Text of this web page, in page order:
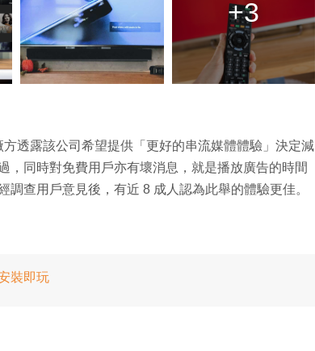
+3
透露該公司希望提供「更好的串流媒體體驗」決定減
，同時對免費用戶亦有壞消息，就是播放廣告的時間
查用戶意見後，有近 8 成人認為此舉的體驗更佳。
裝即玩